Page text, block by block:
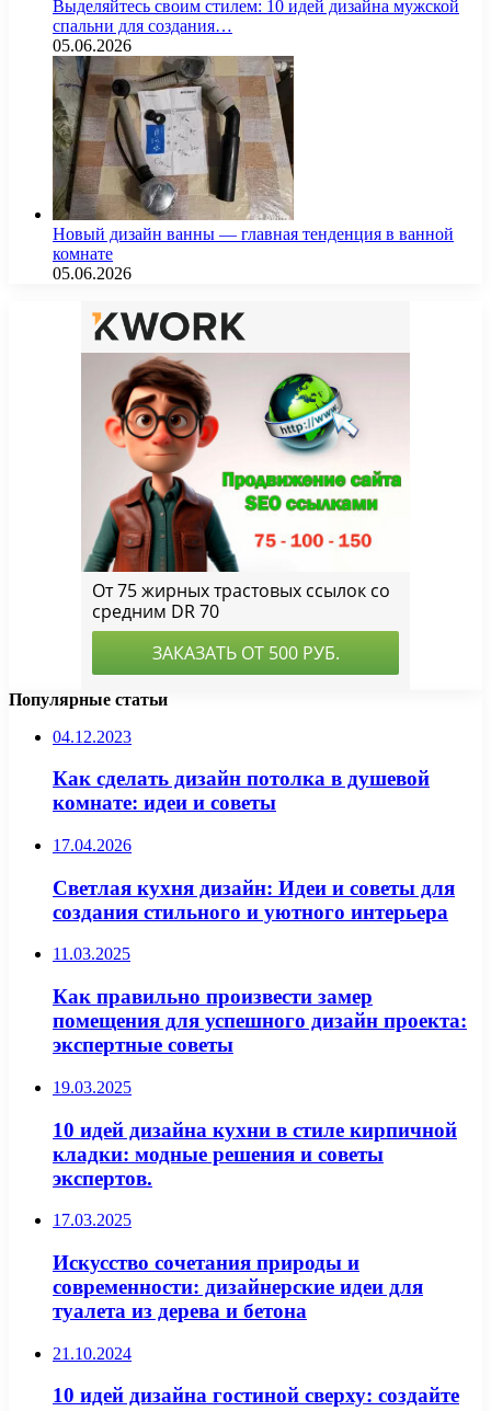
Выделяйтесь своим стилем: 10 идей дизайна мужской
спальни для создания…
05.06.2026
Новый дизайн ванны — главная тенденция в ванной
комнате
05.06.2026
Популярные статьи
04.12.2023
Как сделать дизайн потолка в душевой
комнате: идеи и советы
17.04.2026
Светлая кухня дизайн: Идеи и советы для
создания стильного и уютного интерьера
11.03.2025
Как правильно произвести замер
помещения для успешного дизайн проекта:
экспертные советы
19.03.2025
10 идей дизайна кухни в стиле кирпичной
кладки: модные решения и советы
экспертов.
17.03.2025
Искусство сочетания природы и
современности: дизайнерские идеи для
туалета из дерева и бетона
21.10.2024
10 идей дизайна гостиной сверху: создайте